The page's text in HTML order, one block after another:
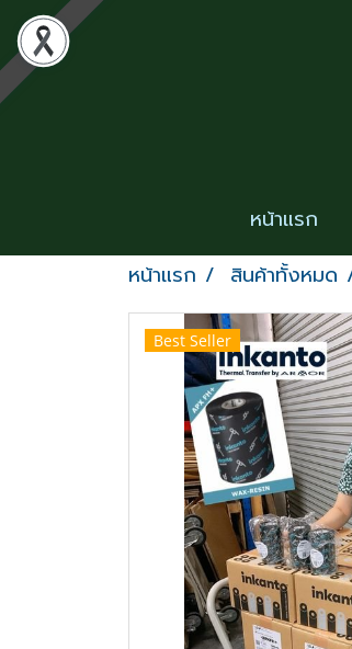
หน้าแรก
หน้าแรก
สินค้าทั้งหมด
Best Seller